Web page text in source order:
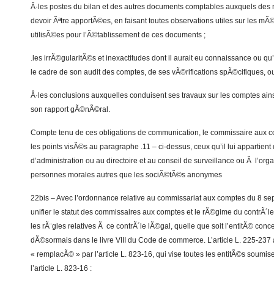
Â·les postes du bilan et des autres documents comptables auxquels
devoir Ãªtre apportÃ©es, en faisant toutes observations utiles sur les
utilisÃ©es pour l’Ã©tablissement de ces documents ;
.les irrÃ©gularitÃ©s et inexactitudes dont il aurait eu connaissance ou
le cadre de son audit des comptes, de ses vÃ©rifications spÃ©cifiques,
Â·les conclusions auxquelles conduisent ses travaux sur les comptes
son rapport gÃ©nÃ©ral.
Compte tenu de ces obligations de communication, le commissaire aux
les points visÃ©s au paragraphe .11 – ci-dessus, ceux qu’il lui
d’administration ou au directoire et au conseil de surveillance ou Ã
personnes morales autres que les sociÃ©tÃ©s anonymes
22bis – Avec l’ordonnance relative au commissariat aux comptes du 8
unifier le statut des commissaires aux comptes et le rÃ©gime du
les rÃ¨gles relatives Ã ce contrÃ´le lÃ©gal, quelle que soit l’entitÃ©
dÃ©sormais dans le livre VIII du Code de commerce. L’article L. 225-
« remplacÃ© » par l’article L. 823-16, qui vise toutes les entitÃ©s
l’article L. 823-16 :